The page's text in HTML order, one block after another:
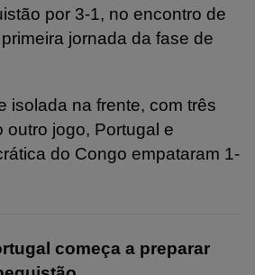
por 3-1, no encontro de
jornada da fase de
isolada na frente, com três
outro jogo, Portugal e
do Congo empataram 1-
começa a preparar